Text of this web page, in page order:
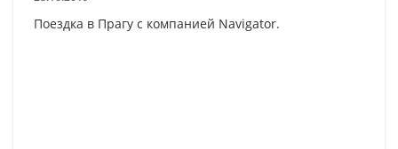
Поездка в Прагу с компанией Navigator.